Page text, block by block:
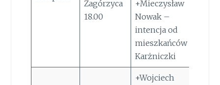
Zagórzyca
18.00
+Mieczysław
Nowak –
intencja od
mieszkańców
Karżniczki
+Wojciech